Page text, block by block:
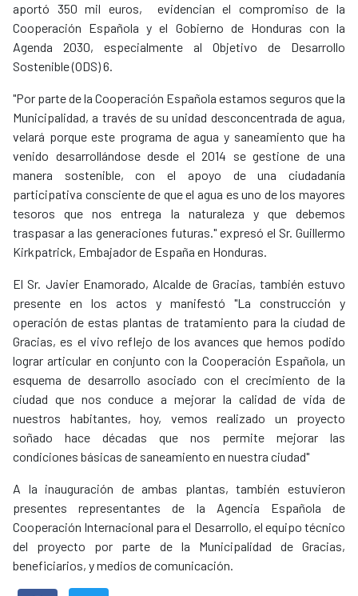
aportó 350 mil euros, evidencian el compromiso de la
Cooperación Española y el Gobierno de Honduras con la
Agenda 2030, especialmente al Objetivo de Desarrollo
Sostenible (ODS) 6.
"Por parte de la Cooperación Española estamos seguros que la
Municipalidad, a través de su unidad desconcentrada de agua,
velará porque este programa de agua y saneamiento que ha
venido desarrollándose desde el 2014 se gestione de una
manera sostenible, con el apoyo de una ciudadanía
participativa consciente de que el agua es uno de los mayores
tesoros que nos entrega la naturaleza y que debemos
traspasar a las generaciones futuras." expresó el Sr. Guillermo
Kirkpatrick, Embajador de España en Honduras.
El Sr. Javier Enamorado, Alcalde de Gracias, también estuvo
presente en los actos y manifestó "La construcción y
operación de estas plantas de tratamiento para la ciudad de
Gracias, es el vivo reflejo de los avances que hemos podido
lograr articular en conjunto con la Cooperación Española, un
esquema de desarrollo asociado con el crecimiento de la
ciudad que nos conduce a mejorar la calidad de vida de
nuestros habitantes, hoy, vemos realizado un proyecto
soñado hace décadas que nos permite mejorar las
condiciones básicas de saneamiento en nuestra ciudad"
A la inauguración de ambas plantas, también estuvieron
presentes representantes de la Agencia Española de
Cooperación Internacional para el Desarrollo, el equipo técnico
del proyecto por parte de la Municipalidad de Gracias,
beneficiarios, y medios de comunicación.